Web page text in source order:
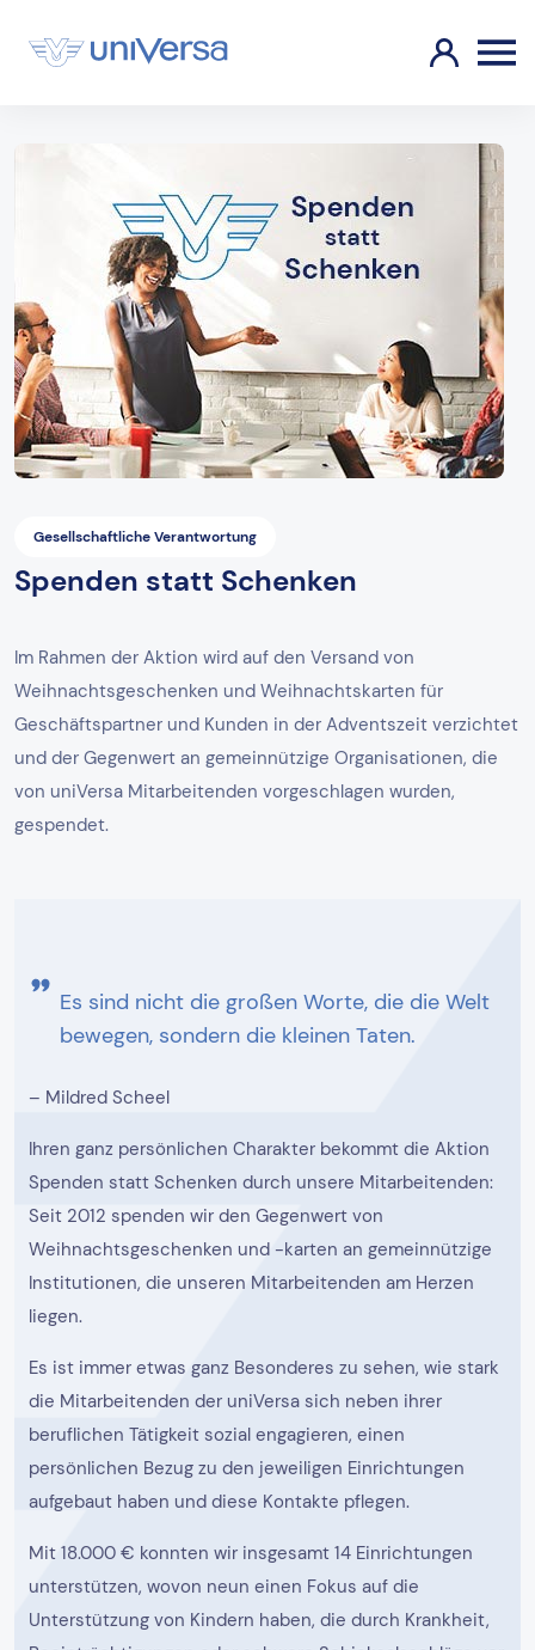
Gesellschaftliche Verantwortung
Spenden statt Schenken
Im Rahmen der Aktion wird auf den Versand von
Weihnachtsgeschenken und Weihnachtskarten für
Geschäftspartner und Kunden in der Adventszeit verzichtet
und der Gegenwert an gemeinnützige Organisationen, die
von uniVersa Mitarbeitenden vorgeschlagen wurden,
gespendet.
Es sind nicht die großen Worte, die die Welt
bewegen, sondern die kleinen Taten.
– Mildred Scheel
Ihren ganz persönlichen Charakter bekommt die Aktion
Spenden statt Schenken durch unsere Mitarbeitenden:
Seit 2012 spenden wir den Gegenwert von
Weihnachtsgeschenken und -karten an gemeinnützige
Institutionen, die unseren Mitarbeitenden am Herzen
liegen.
Es ist immer etwas ganz Besonderes zu sehen, wie stark
die Mitarbeitenden der uniVersa sich neben ihrer
beruflichen Tätigkeit sozial engagieren, einen
persönlichen Bezug zu den jeweiligen Einrichtungen
aufgebaut haben und diese Kontakte pflegen.
Mit 18.000 € konnten wir insgesamt 14 Einrichtungen
unterstützen, wovon neun einen Fokus auf die
Unterstützung von Kindern haben, die durch Krankheit,